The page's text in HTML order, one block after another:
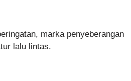
marka penyeberangan
lalu lintas.